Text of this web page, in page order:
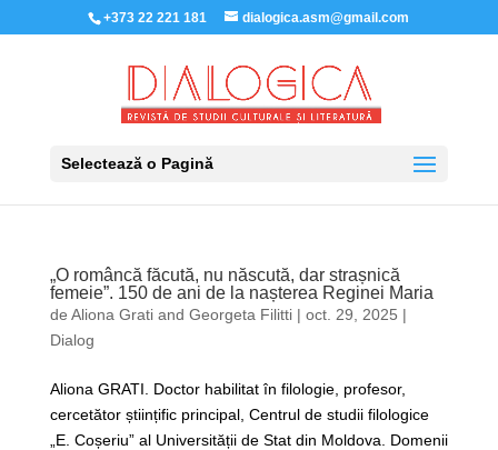
+373 22 221 181 dialogica.asm@gmail.com
Selectează o Pagină
„O româncă făcută, nu născută, dar strașnică
femeie”. 150 de ani de la nașterea Reginei Maria
de Aliona Gratiand Georgeta Filitti| oct. 29, 2025 |
Dialog
Aliona GRATI. Doctor habilitat în filologie, profesor,
cercetător științific principal, Centrul de studii filologice
„E. Coșeriu” al Universității de Stat din Moldova. Domenii